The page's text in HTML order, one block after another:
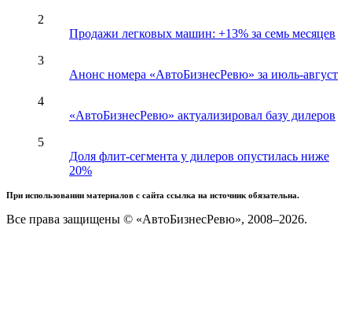
2
Продажи легковых машин: +13% за семь месяцев
3
Анонс номера «АвтоБизнесРевю» за июль-август
4
«АвтоБизнесРевю» актуализировал базу дилеров
5
Доля флит-сегмента у дилеров опустилась ниже
20%
При использовании материалов с сайта ссылка на источник обязательна.
Все права защищены © «АвтоБизнесРевю», 2008–2026.